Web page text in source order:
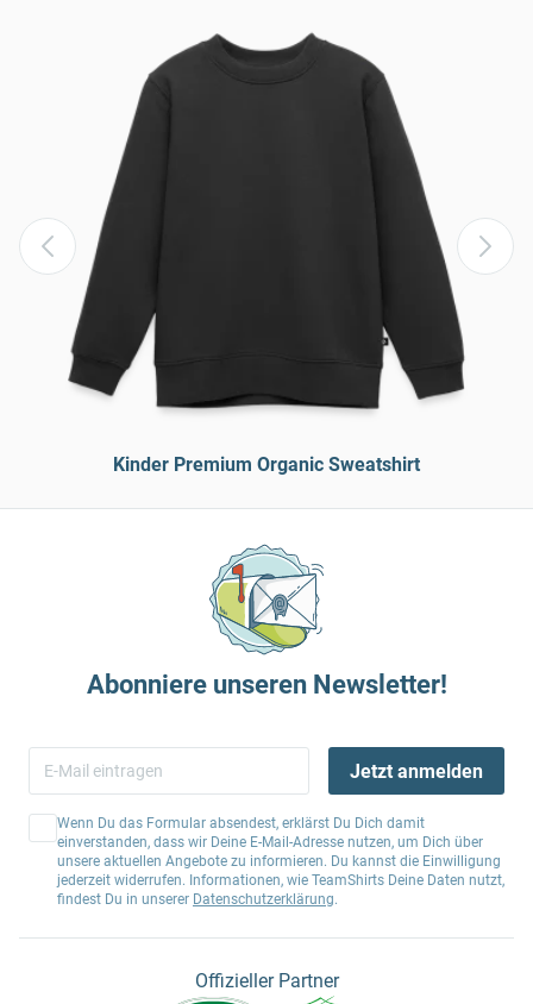
Kinder Premium Organic Sweatshirt
Abonniere unseren Newsletter!
Jetzt anmelden
Wenn Du das Formular absendest, erklärst Du Dich damit
einverstanden, dass wir Deine E-Mail-Adresse nutzen, um Dich über
unsere aktuellen Angebote zu informieren. Du kannst die Einwilligung
jederzeit widerrufen. Informationen, wie TeamShirts Deine Daten nutzt,
findest Du in unserer Datenschutzerklärung.
Offizieller Partner